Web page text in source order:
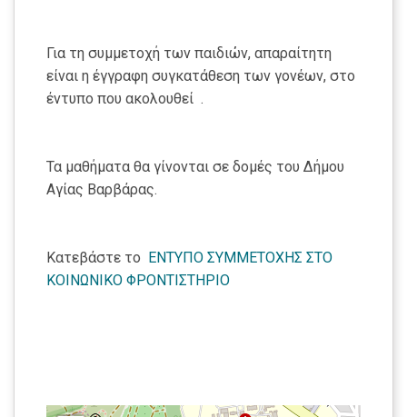
Για τη συμμετοχή των παιδιών, απαραίτητη
είναι η έγγραφη συγκατάθεση των γονέων, στο
έντυπο που ακολουθεί .
Τα μαθήματα θα γίνονται σε δομές του Δήμου
Αγίας Βαρβάρας.
Κατεβάστε το ΕNΤΥΠΟ ΣΥΜΜΕΤΟΧΗΣ ΣΤΟ
ΚΟΙΝΩΝΙΚΟ ΦΡΟΝΤΙΣΤΗΡΙΟ